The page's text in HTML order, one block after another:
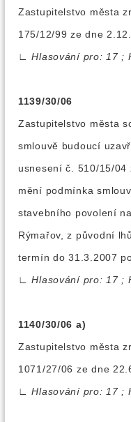
Zastupitelstvo města
175/12/99 ze dne
∟
Hlasování pro: 17 ;
1139/30/06
Zastupitelstvo města
smlouvě budoucí
usnesení č. 510/15/
mění podmínka
stavebního povolení
Rýmařov, z původní
termín do 31.3.2007
∟
Hlasování pro: 17 ;
1140/30/06 a)
Zastupitelstvo města
1071/27/06 ze dne
∟
Hlasování pro: 17 ;